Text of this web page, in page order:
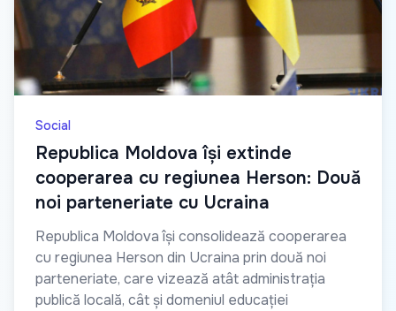
Social
Republica Moldova își extinde
cooperarea cu regiunea Herson: Două
noi parteneriate cu Ucraina
Republica Moldova își consolidează cooperarea
cu regiunea Herson din Ucraina prin două noi
parteneriate, care vizează atât administrația
publică locală, cât și domeniul educației